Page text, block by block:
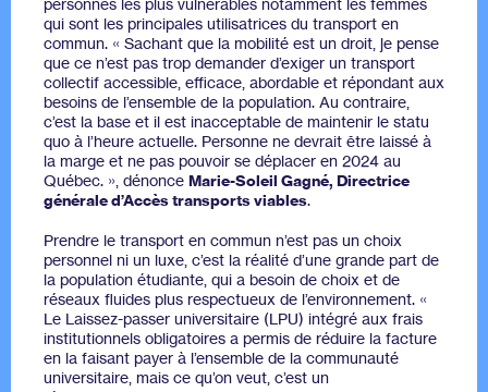
personnes les plus vulnérables notamment les femmes
qui sont les principales utilisatrices du transport en
commun. « Sachant que la mobilité est un droit, je pense
que ce n’est pas trop demander d’exiger un transport
collectif accessible, efficace, abordable et répondant aux
besoins de l’ensemble de la population. Au contraire,
c’est la base et il est inacceptable de maintenir le statu
quo à l’heure actuelle. Personne ne devrait être laissé à
la marge et ne pas pouvoir se déplacer en 2024 au
Québec. », dénonce Marie-Soleil Gagné, Directrice
générale d’Accès transports viables.
Prendre le transport en commun n’est pas un choix
personnel ni un luxe, c’est la réalité d’une grande part de
la population étudiante, qui a besoin de choix et de
réseaux fluides plus respectueux de l’environnement. «
Le Laissez-passer universitaire (LPU) intégré aux frais
institutionnels obligatoires a permis de réduire la facture
en la faisant payer à l’ensemble de la communauté
universitaire, mais ce qu’on veut, c’est un